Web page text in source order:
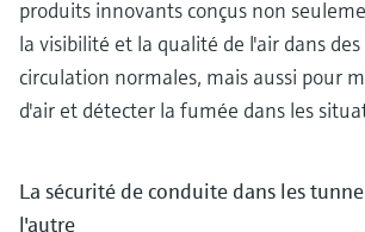
produits innovants conçus non
la visibilité et la qualité de l'air dans
circulation normales, mais aussi pour
d'air et détecter la fumée dans les
La sécurité de conduite dans les
l'autre